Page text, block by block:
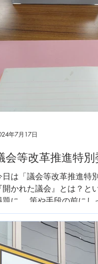
会等改革推進特別
日は「議会等改革推進特
開かれた議会』とは？と
題に。 策や手段の前にし
識を持つことから。ただ
ない。思考します。
年7月17日